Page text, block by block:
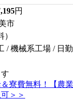
円
市
/ 機械系工場 / 日勤